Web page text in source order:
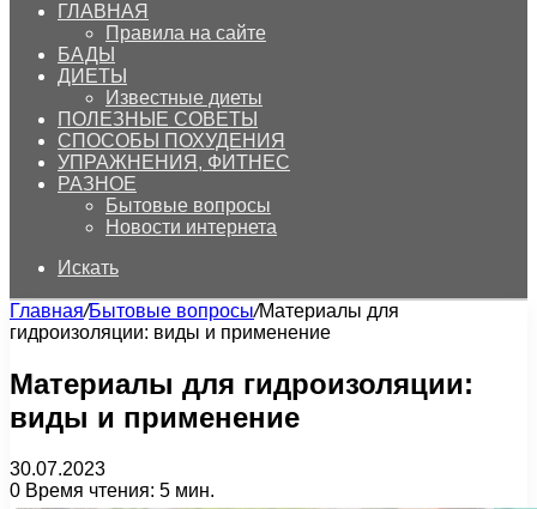
ГЛАВНАЯ
Правила на сайте
БАДЫ
ДИЕТЫ
Известные диеты
ПОЛЕЗНЫЕ СОВЕТЫ
СПОСОБЫ ПОХУДЕНИЯ
УПРАЖНЕНИЯ, ФИТНЕС
РАЗНОЕ
Бытовые вопросы
Новости интернета
Искать
Главная/Бытовые вопросы/Материалы для
гидроизоляции: виды и применение
Материалы для гидроизоляции:
виды и применение
30.07.2023
0 Время чтения: 5 мин.